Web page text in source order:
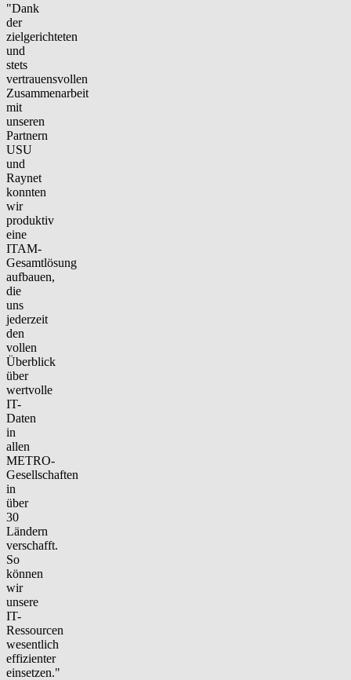
"Dank
der
zielgerichteten
und
stets
vertrauensvollen
Zusammenarbeit
mit
unseren
Partnern
USU
und
Raynet
konnten
wir
produktiv
eine
ITAM-
Gesamtlösung
aufbauen,
die
uns
jederzeit
den
vollen
Überblick
über
wertvolle
IT-
Daten
in
allen
METRO-
Gesellschaften
in
über
30
Ländern
verschafft.
So
können
wir
unsere
IT-
Ressourcen
wesentlich
effizienter
einsetzen."